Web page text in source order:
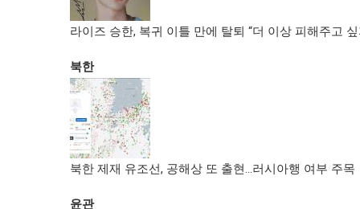
라이즈 승한, 복귀 이틀 만에 탈퇴 “더 이상 피해주고 싶
북한
북한 제재 유조선, 공해상 또 출현…러시아행 여부 주목
윤관